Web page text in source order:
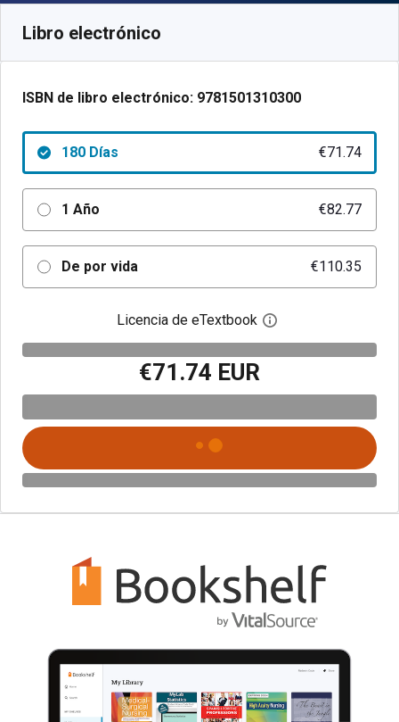
Libro electrónico
ISBN de libro electrónico: 9781501310300
180 Días €71.74
1 Año €82.77
De por vida €110.35
Licencia de eTextbook Abre el cuadro de
€71.74 EUR